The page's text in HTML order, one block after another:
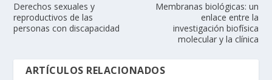
Derechos sexuales y
reproductivos de las
personas con discapacidad
Membranas biológicas: un
enlace entre la
investigación biofísica
molecular y la clínica
ARTÍCULOS RELACIONADOS